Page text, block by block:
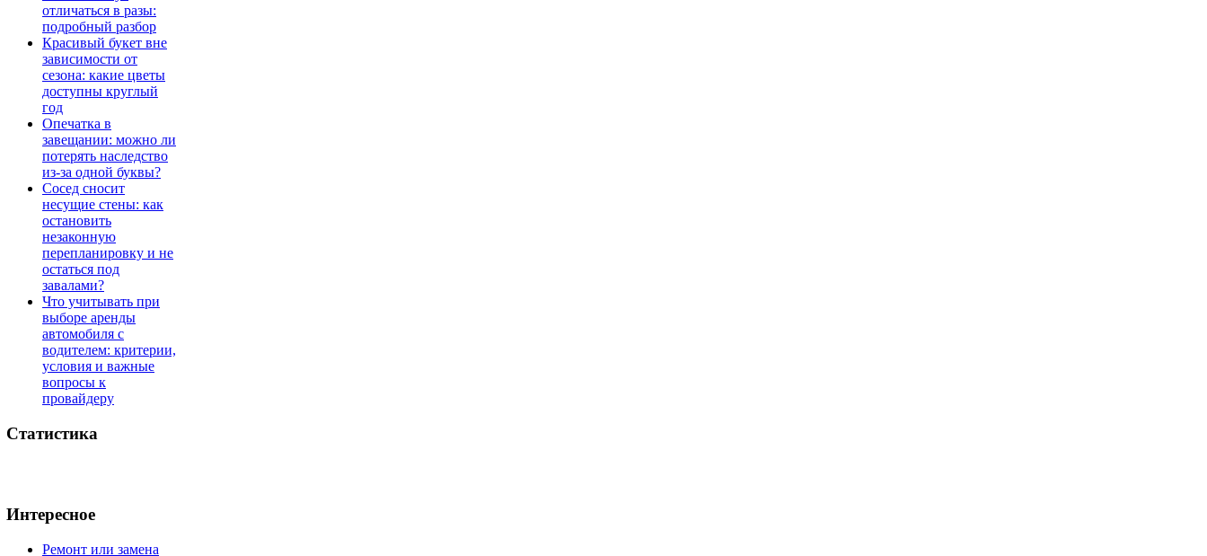
отличаться в разы:
подробный разбор
Красивый букет вне
зависимости от
сезона: какие цветы
доступны круглый
год
Опечатка в
завещании: можно ли
потерять наследство
из-за одной буквы?
Сосед сносит
несущие стены: как
остановить
незаконную
перепланировку и не
остаться под
завалами?
Что учитывать при
выборе аренды
автомобиля с
водителем: критерии,
условия и важные
вопросы к
провайдеру
Статистика
Интересное
Ремонт или замена